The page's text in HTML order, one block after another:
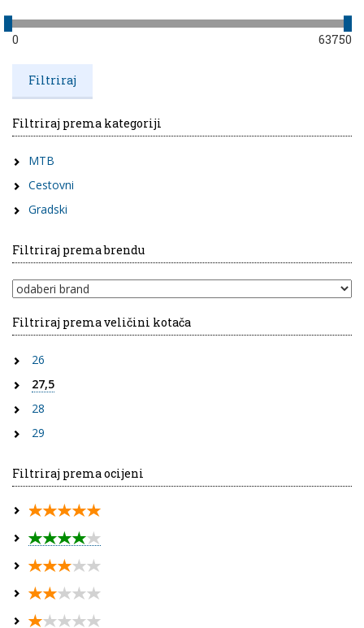
0 63750
Filtriraj prema kategoriji
MTB
Cestovni
Gradski
Filtriraj prema brendu
Filtriraj prema veličini kotača
26
27,5
28
29
Filtriraj prema ocijeni